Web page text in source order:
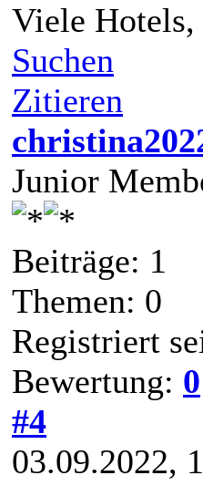
Viele Hotels,
Suchen
Zitieren
Junior
Beiträge: 1
Themen: 0
Registriert
Bewertung: 0
#4
03.09.2022,